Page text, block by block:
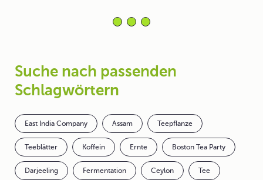
Suche nach passenden
Schlagwörtern
East India Company Assam Teepflanze
Teeblätter Koffein Ernte Boston Tea Party
Darjeeling Fermentation Ceylon Tee